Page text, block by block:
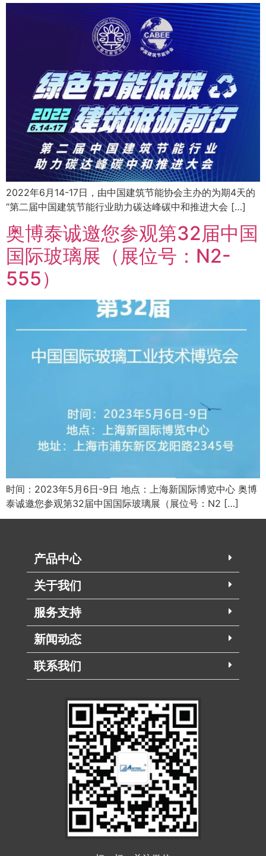
2022年6月14-17日，由中国建筑节能协会主办的为期4天的
“第二届中国建筑节能行业助力碳达峰碳中和推进大会 […]
奥博泰诚邀您参观第32届中国
国际玻璃展（展位号：N2-
555）
时间：2023年5月6日-9日 地点：上海新国际博览中心 奥博
泰诚邀您参观第32届中国国际玻璃展（展位号：N2 […]
产品中心
关于我们
服务支持
新闻动态
联系我们